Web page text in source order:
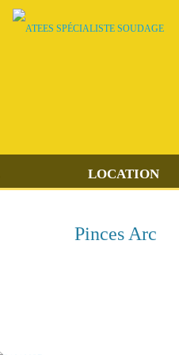
LOCATION
Pinces Arc